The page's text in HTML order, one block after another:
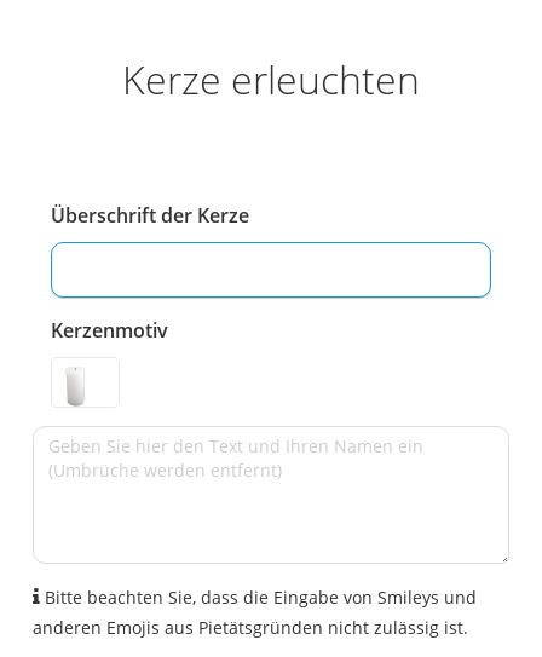
Kerze erleuchten
Überschrift der Kerze
Kerzenmotiv
Bitte beachten Sie, dass die Eingabe von Smileys und
anderen Emojis aus Pietätsgründen nicht zulässig ist.